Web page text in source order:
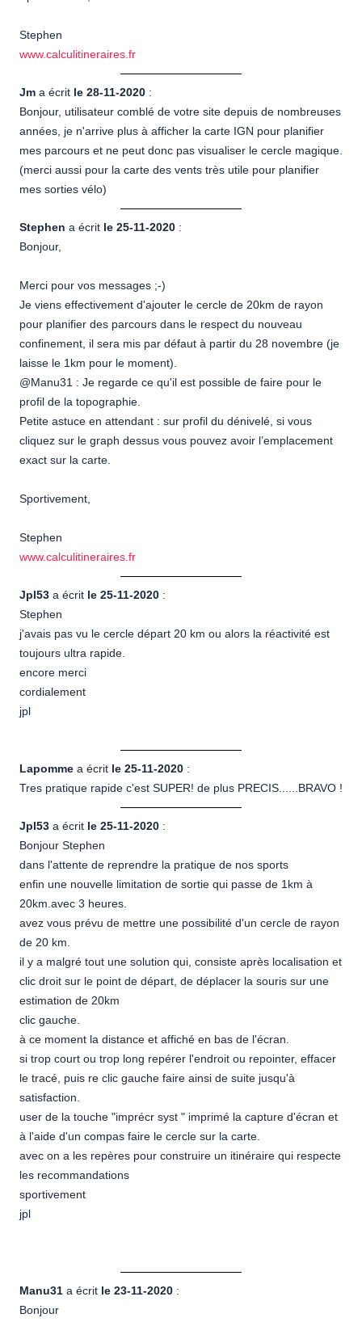
Stephen
www.calculitineraires.fr
Jm a écrit le 28-11-2020 :
Bonjour, utilisateur comblé de votre site depuis de nombreuses
années, je n'arrive plus à afficher la carte IGN pour planifier
mes parcours et ne peut donc pas visualiser le cercle magique.
(merci aussi pour la carte des vents très utile pour planifier
mes sorties vélo)
Stephen a écrit le 25-11-2020 :
Bonjour,
Merci pour vos messages ;-)
Je viens effectivement d'ajouter le cercle de 20km de rayon
pour planifier des parcours dans le respect du nouveau
confinement, il sera mis par défaut à partir du 28 novembre (je
laisse le 1km pour le moment).
@Manu31 : Je regarde ce qu'il est possible de faire pour le
profil de la topographie.
Petite astuce en attendant : sur profil du dénivelé, si vous
cliquez sur le graph dessus vous pouvez avoir l’emplacement
exact sur la carte.
Sportivement,
Stephen
www.calculitineraires.fr
Jpl53 a écrit le 25-11-2020 :
Stephen
j'avais pas vu le cercle départ 20 km ou alors la réactivité est
toujours ultra rapide.
encore merci
cordialement
jpl
Lapomme a écrit le 25-11-2020 :
Tres pratique rapide c'est SUPER! de plus PRECIS......BRAVO !
Jpl53 a écrit le 25-11-2020 :
Bonjour Stephen
dans l'attente de reprendre la pratique de nos sports
enfin une nouvelle limitation de sortie qui passe de 1km à
20km.avec 3 heures.
avez vous prévu de mettre une possibilité d'un cercle de rayon
de 20 km.
il y a malgré tout une solution qui, consiste après localisation et
clic droit sur le point de départ, de déplacer la souris sur une
estimation de 20km
clic gauche.
à ce moment la distance et affiché en bas de l'écran.
si trop court ou trop long repérer l'endroit ou repointer, effacer
le tracé, puis re clic gauche faire ainsi de suite jusqu'à
satisfaction.
user de la touche "imprécr syst " imprimé la capture d'écran et
à l'aide d'un compas faire le cercle sur la carte.
avec on a les repères pour construire un itinéraire qui respecte
les recommandations
sportivement
jpl
Manu31 a écrit le 23-11-2020 :
Bonjour